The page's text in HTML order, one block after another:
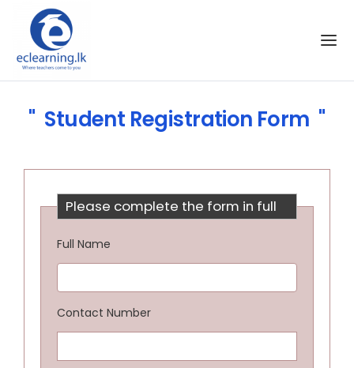
Skip to the content
Student Registration Form
Please complete the form in full
Full Name
Contact Number